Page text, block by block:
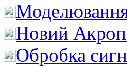
Новий
Обробка